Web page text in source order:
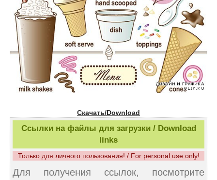
Скачать/Download
Ссылки на файлы для загрузки / Download
links
Только для личного пользования! / For personal use only!
Для получения ссылок, посмотрите